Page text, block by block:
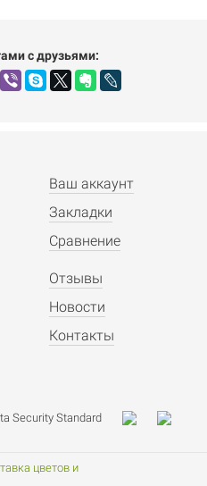
с друзьями:
Ваш аккаунт
Закладки
Сравнение
Отзывы
Новости
Контакты
цветов и